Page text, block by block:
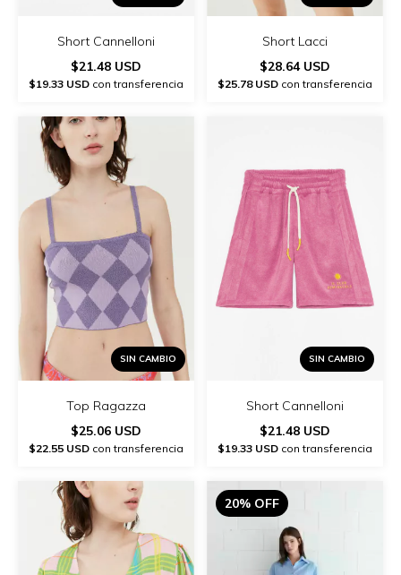
Short Cannelloni
$21.48 USD
$19.33 USD con transferencia
Short Lacci
$28.64 USD
$25.78 USD con transferencia
SIN CAMBIO
Top Ragazza
$25.06 USD
$22.55 USD con transferencia
SIN CAMBIO
Short Cannelloni
$21.48 USD
$19.33 USD con transferencia
20% OFF